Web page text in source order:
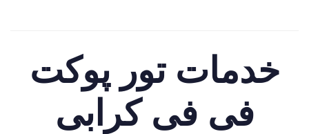
خدمات تور پوکت
فی فی کرابی